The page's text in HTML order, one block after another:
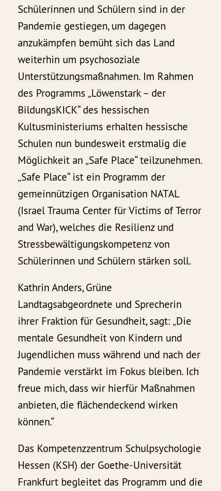
Schülerinnen und Schülern sind in der
Pandemie gestiegen, um dagegen
anzukämpfen bemüht sich das Land
weiterhin um psychosoziale
Unterstützungsmaßnahmen. Im Rahmen
des Programms „Löwenstark – der
BildungsKICK“ des hessischen
Kultusministeriums erhalten hessische
Schulen nun bundesweit erstmalig die
Möglichkeit an „Safe Place“ teilzunehmen.
„Safe Place“ ist ein Programm der
gemeinnützigen Organisation NATAL
(Israel Trauma Center für Victims of Terror
and War), welches die Resilienz und
Stressbewältigungskompetenz von
Schülerinnen und Schülern stärken soll.
Kathrin Anders, Grüne
Landtagsabgeordnete und Sprecherin
ihrer Fraktion für Gesundheit, sagt: „Die
mentale Gesundheit von Kindern und
Jugendlichen muss während und nach der
Pandemie verstärkt im Fokus bleiben. Ich
freue mich, dass wir hierfür Maßnahmen
anbieten, die flächendeckend wirken
können.“
Das Kompetenzzentrum Schulpsychologie
Hessen (KSH) der Goethe-Universität
Frankfurt begleitet das Programm und die